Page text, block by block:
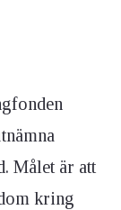
Målet är att
kring